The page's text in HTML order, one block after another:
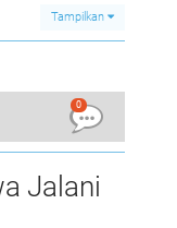
Tampilkan
0
Jalani